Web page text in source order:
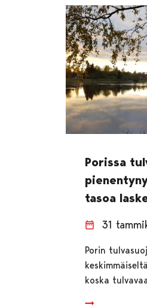
Porissa
tasoa
31
Porin
koska